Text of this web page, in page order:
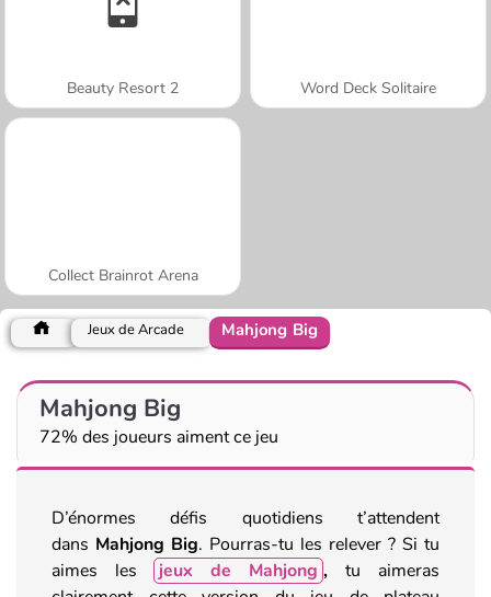
Beauty Resort 2 Word Deck Solitaire
Collect Brainrot Arena
Jeux de Arcade Mahjong Big
Mahjong Big
72% des joueurs aiment ce jeu
D’énormes défis quotidiens t’attendent
dans Mahjong Big. Pourras-tu les relever ? Si tu
aimes les
jeux de Mahjong , tu aimeras